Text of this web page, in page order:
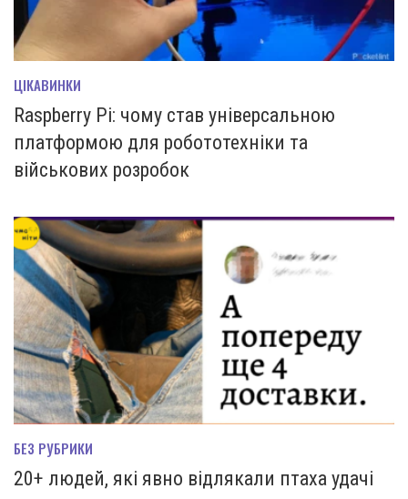
ЦІКАВИНКИ
Raspberry Pi: чому став універсальною
платформою для робототехніки та
військових розробок
БЕЗ РУБРИКИ
20+ людей, які явно відлякали птаха удачі